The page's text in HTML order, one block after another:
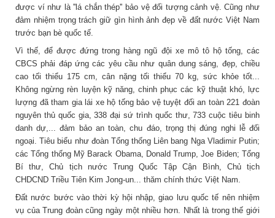
được ví như là ''lá chắn thép'' bảo vệ đối tượng cảnh vệ. Cũng như
đảm nhiệm trọng trách giữ gìn hình ảnh đẹp về đất nước Việt Nam
trước bạn bè quốc tế.
Vì thế, để được đứng trong hàng ngũ đội xe mô tô hộ tống, các
CBCS phải đáp ứng các yêu cầu như quân dung sáng, đẹp, chiều
cao tối thiểu 175 cm, cân nặng tối thiểu 70 kg, sức khỏe tốt...
Không ngừng rèn luyện kỹ năng, chinh phục các kỹ thuật khó, lực
lượng đã tham gia lái xe hộ tống bảo vệ tuyệt đối an toàn 221 đoàn
nguyên thủ quốc gia, 338 đại sứ trình quốc thư, 733 cuộc tiêu binh
danh dự,... đảm bảo an toàn, chu đáo, trọng thị đúng nghi lễ đối
ngoại. Tiêu biểu như đoàn Tổng thống Liên bang Nga Vladimir Putin;
các Tổng thống Mỹ Barack Obama, Donald Trump, Joe Biden; Tổng
Bí thư, Chủ tịch nước Trung Quốc Tập Cận Bình, Chủ tịch
CHDCND Triều Tiên Kim Jong-un... thăm chính thức Việt Nam.
Đất nước bước vào thời kỳ hội nhập, giao lưu quốc tế nên nhiệm
vụ của Trung đoàn cũng ngày một nhiều hơn. Nhất là trong thế giới